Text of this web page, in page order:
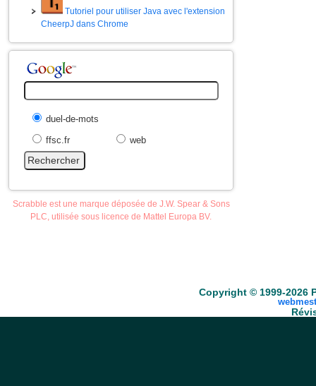
Tutoriel pour utiliser Java avec l'extension
CheerpJ dans Chrome
duel-de-mots
ffsc.fr
web
Scrabble est une marque déposée de J.W. Spear & Sons
PLC, utilisée sous licence de Mattel Europa BV.
Copyright © 1999-2026